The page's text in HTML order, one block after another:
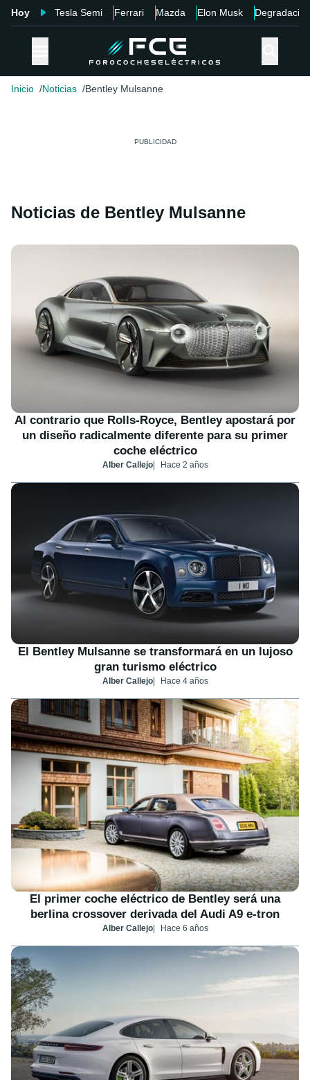
Hoy Tesla Semi Ferrari Mazda Elon Musk Degradación
Inicio Noticias Bentley Mulsanne
Noticias de Bentley Mulsanne
Al contrario que Rolls-Royce, Bentley apostará por
un diseño radicalmente diferente para su primer
coche eléctrico
Alber Callejo Hace 2 años
El Bentley Mulsanne se transformará en un lujoso
gran turismo eléctrico
Alber Callejo Hace 4 años
El primer coche eléctrico de Bentley será una
berlina crossover derivada del Audi A9 e-tron
Alber Callejo Hace 6 años